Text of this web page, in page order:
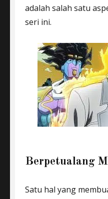
adalah salah satu
seri ini.
Berpetualang
Satu hal yang